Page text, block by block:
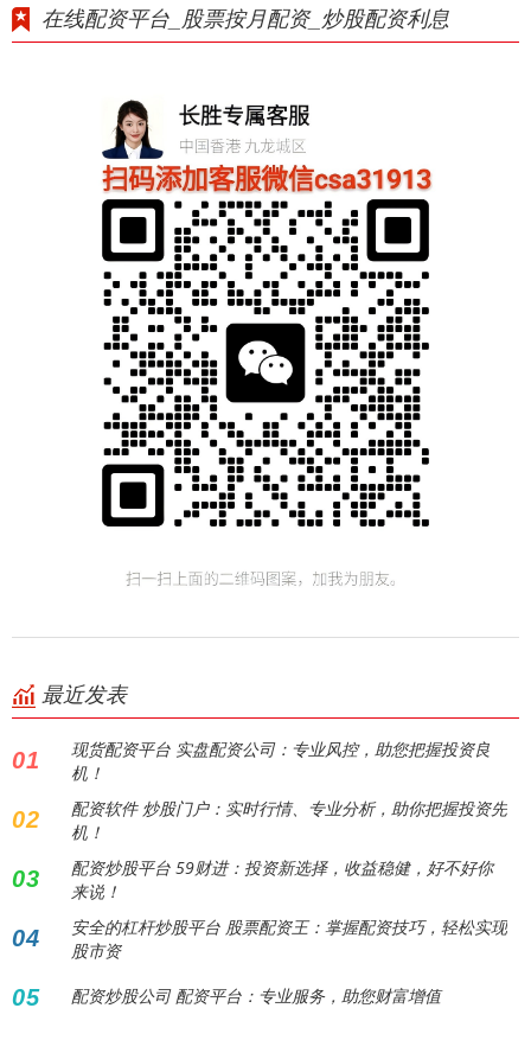
在线配资平台_股票按月配资_炒股配资利息
最近发表
01
现货配资平台 实盘配资公司：专业风控，助您把握投资良
机！
02
配资软件 炒股门户：实时行情、专业分析，助你把握投资先
机！
03
配资炒股平台 59财进：投资新选择，收益稳健，好不好你
来说！
04
安全的杠杆炒股平台 股票配资王：掌握配资技巧，轻松实现
股市资
05 配资炒股公司 配资平台：专业服务，助您财富增值